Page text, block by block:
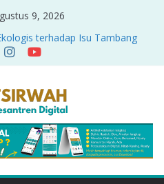
9, 2026
terhadap Isu Tambang
IDIOLOGI PADA TAFSIR
dalam Al-Qur’an: “Ketika
di Sosmed”
Kisah Lukman Menjadi